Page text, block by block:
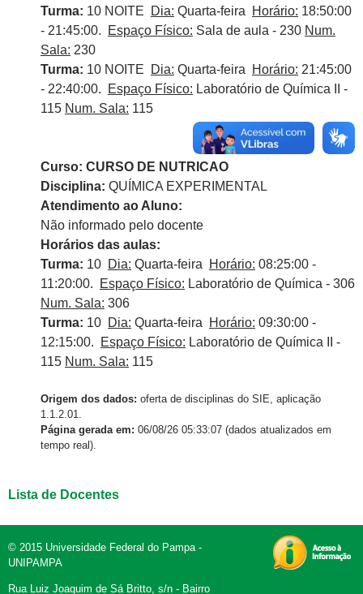
Turma: 10 NOITE Dia: Quarta-feira Horário: 18:50:00
- 21:45:00.
Espaço Físico: Sala de aula - 230 Num.
Sala: 230
Turma: 10 NOITE Dia: Quarta-feira Horário: 21:45:00
- 22:40:00.
Espaço Físico: Laboratório de Química II -
115 Num. Sala: 115
Curso: CURSO DE NUTRICAO
Disciplina: QUÍMICA EXPERIMENTAL
Atendimento ao Aluno:
Não informado pelo docente
Horários das aulas:
Turma: 10 Dia: Quarta-feira Horário: 08:25:00 -
11:20:00.
Espaço Físico: Laboratório de Química - 306
Num. Sala: 306
Turma: 10 Dia: Quarta-feira Horário: 09:30:00 -
12:15:00.
Espaço Físico: Laboratório de Química II -
115 Num. Sala: 115
Origem dos dados: oferta de disciplinas do SIE, aplicação
1.1.2.01.
Página gerada em: 06/08/26 05:33:07 (dados atualizados em
tempo real).
Lista de Docentes
© 2015 Universidade Federal do Pampa -
UNIPAMPA
Rua Luiz Joaquim de Sá Britto, s/n - Bairro